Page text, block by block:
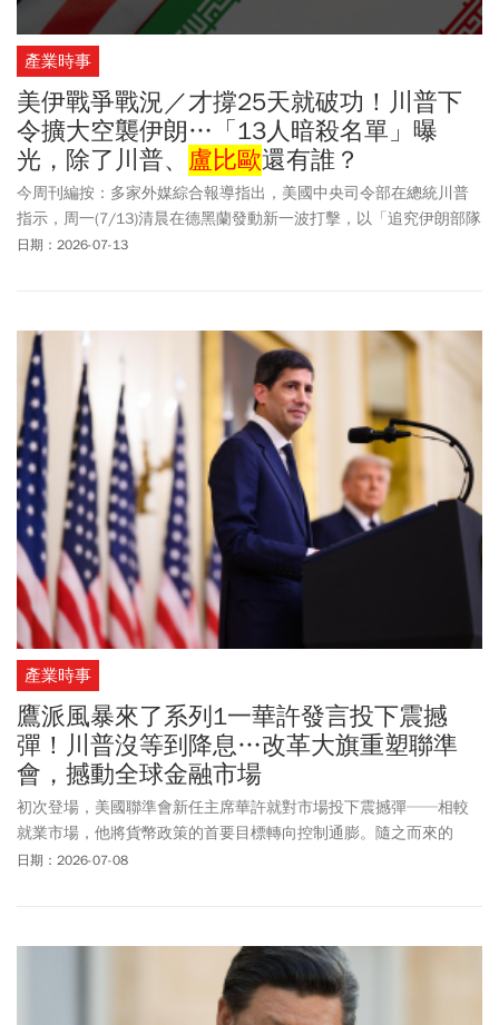
產業時事
美伊戰爭戰況／才撐25天就破功！川普下
令擴大空襲伊朗…「13人暗殺名單」曝
光，除了川普、 盧比歐還有誰？
今周刊編按：多家外媒綜合報導指出，美國中央司令部在總統川普
指示，周一(7/13)清晨在德黑蘭發動新一波打擊，以「追究伊朗部隊
責任」。美國軍方強調此舉目的在「持續削弱」德黑蘭攻擊自由通
單，目標全數鎖定外國政要。名單中驚見美國總統川普（Donald
Trump）、國務卿
（Marco Rubio），法國總統馬克宏
（Emmanuel Macron）、義大利總理梅洛尼（Giorgia Meloni）等多
位歐洲領袖也都在列。與此同時，伊朗當局將矛頭指向歐洲，指責
歐洲國家未對其領土遭到攻擊予以譴責，允許美國軍機飛越其領空
來進行攻擊，直指歐洲國家根本是這場攻擊行動的「共犯」。
日期：2026-07-13
產業時事
鷹派風暴來了系列1一華許發言投下震撼
彈！川普沒等到降息…改革大旗重塑聯準
會，撼動全球金融市場
初次登場，美國聯準會新任主席華許就對市場投下震撼彈──相較
就業市場，他將貨幣政策的首要目標轉向控制通膨。隨之而來的
是，升息預期扶搖直上，聯準會立場瞬間由鴿轉鷹，除了抗通膨，
日期：2026-07-08